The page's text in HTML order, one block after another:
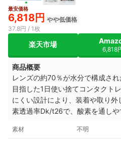
最安価格
6,818円 やや低価格
37.8円 / 1枚
楽天市場
6,818
商品概要
レンズの約70％が水分で構成さ
目指した1日使い捨てコンタクト
にくい設計により、装着や取り
素透過率Dk/t26で、酸素を通しや
素材 不明